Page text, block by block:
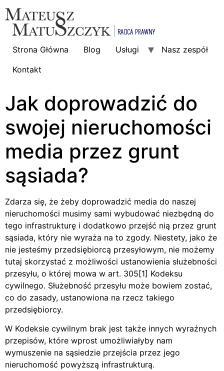
Strona Główna Blog Usługi
Nasz zespół
Kontakt
Jak doprowadzić do
swojej nieruchomości
media przez grunt
sąsiada?
Zdarza się, że żeby doprowadzić media do naszej
nieruchomości musimy sami wybudować niezbędną do
tego infrastrukturę i dodatkowo przejść nią przez grunt
sąsiada, który nie wyraża na to zgody. Niestety, jako że
nie jesteśmy przedsiębiorcą przesyłowym, nie możemy
tutaj skorzystać z możliwości ustanowienia służebności
przesyłu, o której mowa w art. 305[1] Kodeksu
cywilnego. Służebność przesyłu może bowiem zostać,
co do zasady, ustanowiona na rzecz takiego
przedsiębiorcy.
W Kodeksie cywilnym brak jest także innych wyraźnych
przepisów, które wprost umożliwiałyby nam
wymuszenie na sąsiedzie przejścia przez jego
nieruchomość powyższą infrastrukturą.